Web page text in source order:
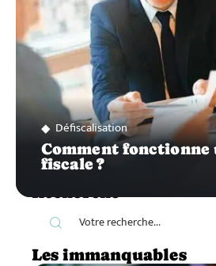
Défiscalisation
Comment fonctionne
fiscale ?
Recherche
Les immanquables